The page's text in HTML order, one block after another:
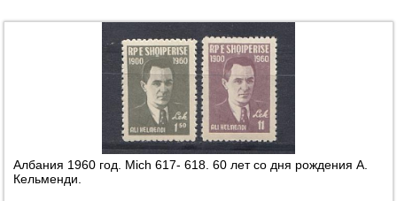
Албания 1960 год. Mich 617- 618. 60 лет со дня рождения А.
Кельменди.